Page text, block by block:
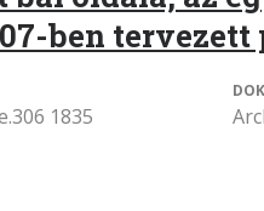
ben
1835